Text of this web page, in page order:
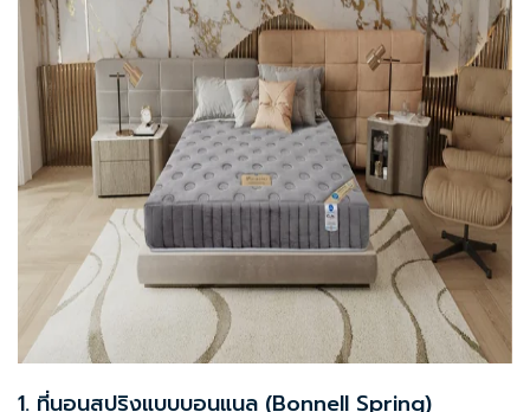
1. ที่นอนสปริงแบบบอนแนล (Bonnell Spring)